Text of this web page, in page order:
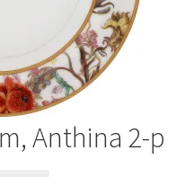
Anthina 2-p